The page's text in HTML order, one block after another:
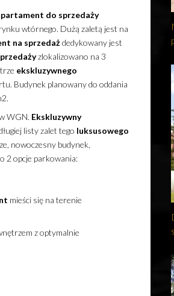
do sprzedaży
wtórnego. Dużą zaletą jest na
na sprzedażdedykowany jest
zlokalizowano na 3
ekskluzywnego
Budynek planowany do oddania
WGN. Ekskluzywny
listy zalet tego luksusowego
nowoczesny budynek,
2 opcje parkowania:
mieści się na terenie
z optymalnie